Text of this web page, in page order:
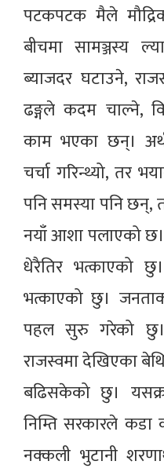
पटकपटक मैले
बीचमा सामञ्जस्य
ब्याजदर घटाउने,
ढङ्गले कदम चाल्ने,
काम भएका छन्।
चर्चा गरिन्थ्यो, तर
पनि समस्या पनि छन्,
नयाँ आशा पलाएको
धेरैतिर भत्काएको
भत्काएको छु।
पहल सुरु गरेको छु।
राजस्वमा देखिएका
बढिसकेको छु।
निम्ति सरकारले
नक्कली भुटानी